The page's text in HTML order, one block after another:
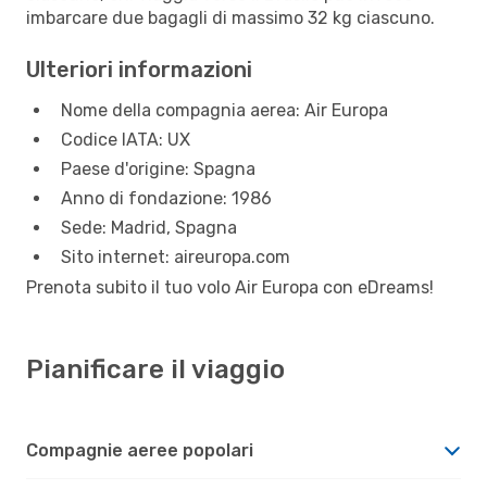
imbarcare due bagagli di massimo 32 kg ciascuno.
Ulteriori informazioni
Nome della compagnia aerea: Air Europa
Codice IATA: UX
Paese d'origine: Spagna
Anno di fondazione: 1986
Sede: Madrid, Spagna
Sito internet: aireuropa.com
Prenota subito il tuo volo Air Europa con eDreams!
Pianificare il viaggio
Compagnie aeree popolari